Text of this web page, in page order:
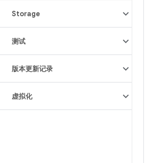
Storage
测试
版本更新记录
虚拟化